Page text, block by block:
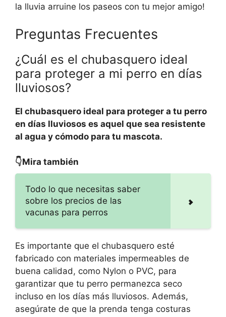
la lluvia arruine los paseos con tu mejor amigo!
Preguntas Frecuentes
¿Cuál es el chubasquero ideal
para proteger a mi perro en días
lluviosos?
El chubasquero ideal para proteger a tu perro
en días lluviosos es aquel que sea resistente
al agua y cómodo para tu mascota.
👇Mira también
Todo lo que necesitas saber
sobre los precios de las
vacunas para perros
Es importante que el chubasquero esté
fabricado con materiales impermeables de
buena calidad, como Nylon o PVC, para
garantizar que tu perro permanezca seco
incluso en los días más lluviosos. Además,
asegúrate de que la prenda tenga costuras